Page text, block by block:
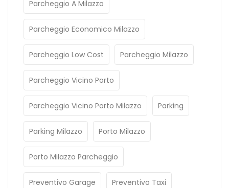
Parcheggio A Milazzo
Parcheggio Economico Milazzo
Parcheggio Low Cost Parcheggio Milazzo
Parcheggio Vicino Porto
Parcheggio Vicino Porto Milazzo Parking
Parking Milazzo Porto Milazzo
Porto Milazzo Parcheggio
Preventivo Garage Preventivo Taxi